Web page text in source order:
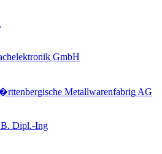
GmbH
Metallwarenfabrig AG
Dipl.-Ing